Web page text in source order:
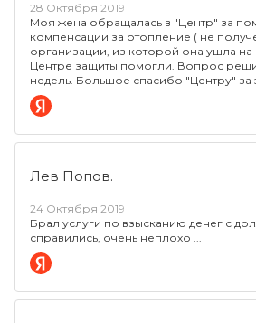
28 Октября 2019
Моя жена обращалась в "Центр" за
компенсации за отопление ( не
организации, из которой она ушла
Центре защиты помогли. Вопрос
недель. Большое спасибо "Центру" за
Лев Попов.
24 Октября 2019
Брал услуги по взысканию денег с
справились, очень неплохо